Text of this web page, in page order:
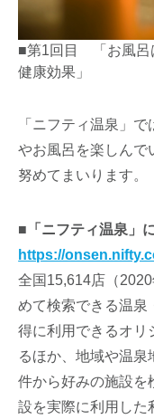
■第1回目 「お風呂
健康効果」
「ニフティ温泉」
やお風呂を楽しんで
努めてまいります。
■「ニフティ温泉」
https://
全国15,614店（
めて検索できる温泉
得に利用できるオリ
るほか、地域や温泉
件から好みの施設を
設を実際に利用した